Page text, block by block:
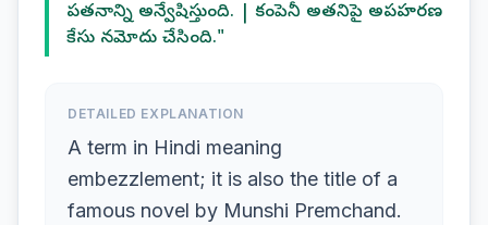
పతనాన్ని అన్వేషిస్తుంది. | కంపెనీ అతనిపై అపహరణ
కేసు నమోదు చేసింది."
DETAILED EXPLANATION
A term in Hindi meaning
embezzlement; it is also the title of a
famous novel by Munshi Premchand.